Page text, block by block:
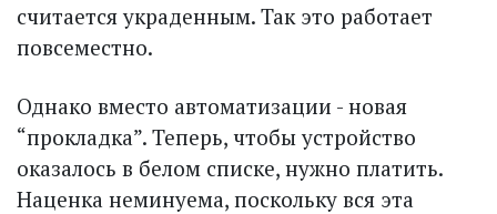
считается украденным. Так это работает
повсеместно.
Однако вместо автоматизации - новая
“прокладка”. Теперь, чтобы устройство
оказалось в белом списке, нужно платить.
Наценка неминуема, поскольку вся эта